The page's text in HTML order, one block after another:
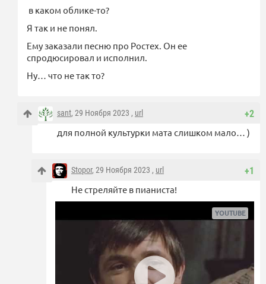
в каком облике-то?
Я так и не понял.
Ему заказали песню про Ростех. Он ее
спродюсировал и исполнил.
Ну… что не так то?
+2
sant, 29 Ноября 2023 , url
для полной культурки мата слишком мало… )
+1
Stopor, 29 Ноября 2023 , url
Не стреляйте в пианиста!